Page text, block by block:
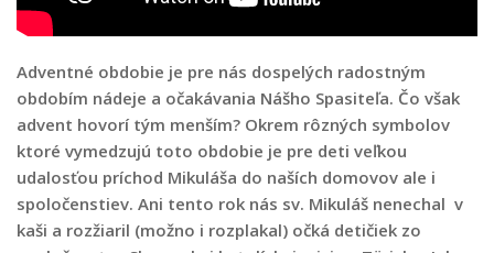
Adventné obdobie je pre nás dospelých radostným
obdobím nádeje a očakávania Nášho Spasiteľa. Čo však
advent hovorí tým menším? Okrem rôzných symbolov
ktoré vymedzujú toto obdobie je pre deti veľkou
udalosťou príchod Mikuláša do naších domovov ale i
spoločenstiev. Ani tento rok nás sv. Mikuláš nenechal v
kaši a rozžiaril (možno i rozplakal) očká detičiek zo